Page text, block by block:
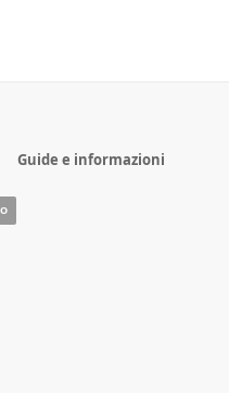
Guide e informazioni